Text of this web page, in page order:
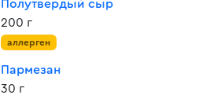
Полутвердый сыр
200 г
аллерген
Пармезан
30 г